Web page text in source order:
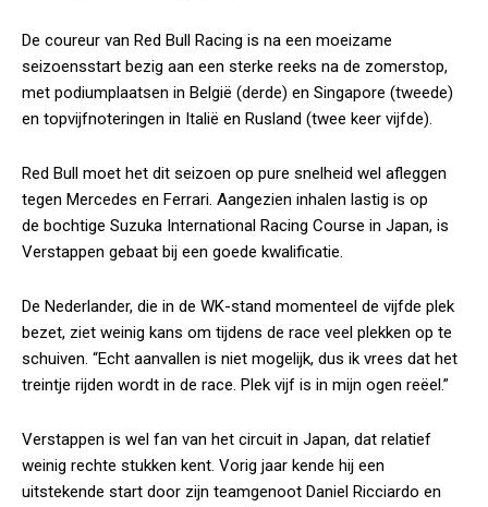
De coureur van Red Bull Racing is na een moeizame
seizoensstart bezig aan een sterke reeks na de zomerstop,
met podiumplaatsen in België (derde) en Singapore (tweede)
en topvijfnoteringen in Italië en Rusland (twee keer vijfde).
Red Bull moet het dit seizoen op pure snelheid wel afleggen
tegen Mercedes en Ferrari. Aangezien inhalen lastig is op
de bochtige Suzuka International Racing Course in Japan, is
Verstappen gebaat bij een goede kwalificatie.
De Nederlander, die in de WK-stand momenteel de vijfde plek
bezet, ziet weinig kans om tijdens de race veel plekken op te
schuiven. “Echt aanvallen is niet mogelijk, dus ik vrees dat het
treintje rijden wordt in de race. Plek vijf is in mijn ogen reëel.”
Verstappen is wel fan van het circuit in Japan, dat relatief
weinig rechte stukken kent. Vorig jaar kende hij een
uitstekende start door zijn teamgenoot Daniel Ricciardo en